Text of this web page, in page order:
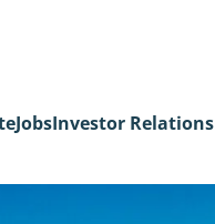
JobsInvestor Relations